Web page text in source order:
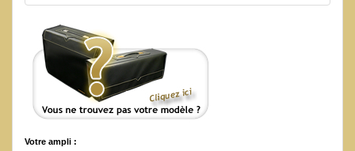
Votre ampli :